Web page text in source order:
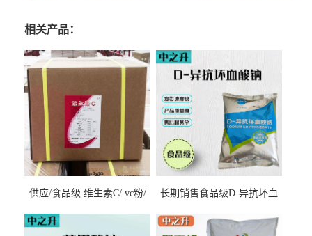
相关产品：
供应/食品级 维生素C/ vc粉/
长期销售食品级D-异抗坏血